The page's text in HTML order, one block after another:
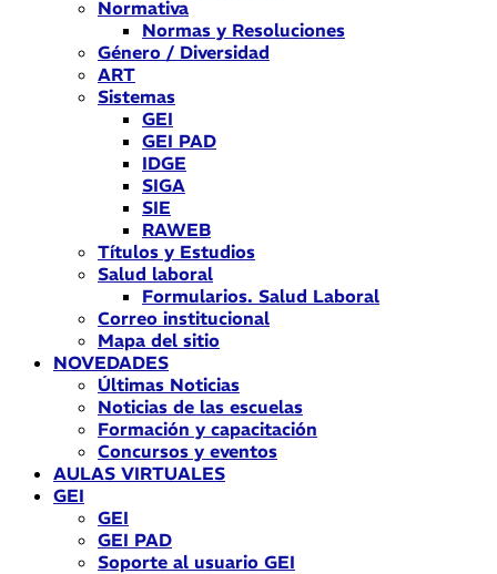
Normativa
Normas y Resoluciones
Género / Diversidad
ART
Sistemas
GEI
GEI PAD
IDGE
SIGA
SIE
RAWEB
Títulos y Estudios
Salud laboral
Formularios. Salud Laboral
Correo institucional
Mapa del sitio
NOVEDADES
Últimas Noticias
Noticias de las escuelas
Formación y capacitación
Concursos y eventos
AULAS VIRTUALES
GEI
GEI
GEI PAD
Soporte al usuario GEI